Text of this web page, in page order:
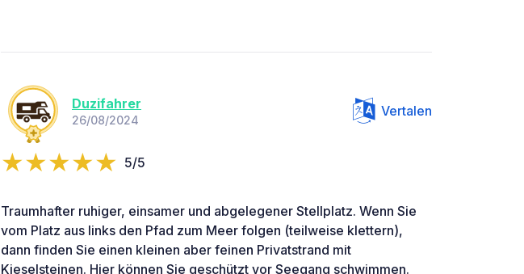
Duzifahrer
26/08/2024
Vertalen
5/5
Traumhafter ruhiger, einsamer und abgelegener Stellplatz. Wenn Sie
vom Platz aus links den Pfad zum Meer folgen (teilweise klettern),
dann finden Sie einen kleinen aber feinen Privatstrand mit
Kieselsteinen. Hier können Sie geschützt vor Seegang schwimmen.